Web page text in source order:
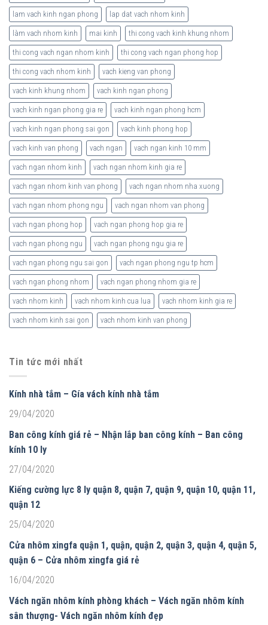
lam vach kinh ngan phong lap dat vach nhom kinh
làm vach nhom kinh mai kinh thi cong vach kinh khung nhom
thi cong vach ngan nhom kinh thi cong vach ngan phong hop
thi cong vach nhom kinh vach kieng van phong
vach kinh khung nhom vach kinh ngan phong
vach kinh ngan phong gia re vach kinh ngan phong hcm
vach kinh ngan phong sai gon vach kinh phong hop
vach kinh van phong vach ngan vach ngan kinh 10 mm
vach ngan nhom kinh vach ngan nhom kinh gia re
vach ngan nhom kinh van phong vach ngan nhom nha xuong
vach ngan nhom phong ngu vach ngan nhom van phong
vach ngan phong hop vach ngan phong hop gia re
vach ngan phong ngu vach ngan phong ngu gia re
vach ngan phong ngu sai gon vach ngan phong ngu tp hcm
vach ngan phong nhom vach ngan phong nhom gia re
vach nhom kinh vach nhom kinh cua lua vach nhom kinh gia re
vach nhom kinh sai gon vach nhom kinh van phong
Tin tức mới nhất
Kính nhà tắm – Gía vách kính nhà tắm
29/04/2020
Ban công kính giá rẻ – Nhận lắp ban công kính – Ban công
kính 10 ly
27/04/2020
Kiếng cường lực 8 ly quận 8, quận 7, quận 9, quận 10, quận 11,
quận 12
25/04/2020
Cửa nhôm xingfa quận 1, quận, quận 2, quận 3, quận 4, quận 5,
quận 6 – Cửa nhôm xingfa giá rẻ
16/04/2020
Vách ngăn nhôm kính phòng khách – Vách ngăn nhôm kính
sân thượng- Vách ngăn nhôm kính đẹp